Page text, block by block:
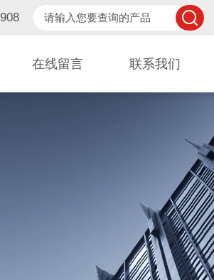
在线留言 联系我们